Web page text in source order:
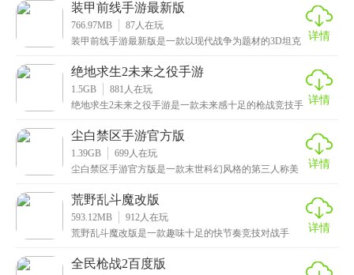
装甲前线手游最新版
766.97MB 87人在玩
装甲前线手游最新版是一款以现代战争为题材的3D坦克
可
详情
绝地求生2未来之役手游
1.5GB 881 人在玩
绝地求生2未来之役手游是一款未来感十足的枪战竞技手
质，
详情
尘白禁区手游官方版
1.39GB 699人在玩
尘白禁区手游官方版是一款末世科幻风格的第三人称美
真
详情
荒野乱斗魔改版
593.12MB 912人在玩
荒野乱斗魔改版是一款趣味十足的快节奏竞技对战手
了未来
详情
全民枪战2百度版